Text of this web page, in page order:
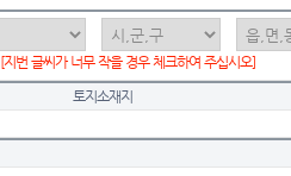
[지번 글씨가 너무 작을 경우 체크하여 주십시오]
토지소재지